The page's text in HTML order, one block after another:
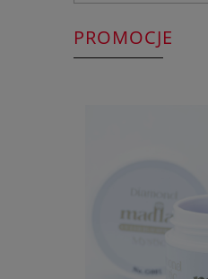
PROMOCJE